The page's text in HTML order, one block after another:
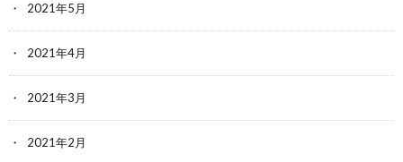
2021年5月
2021年4月
2021年3月
2021年2月